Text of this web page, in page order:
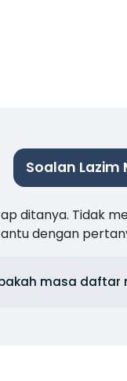
Soalan Lazim
ditanya. Tidak
dengan
masa daftar